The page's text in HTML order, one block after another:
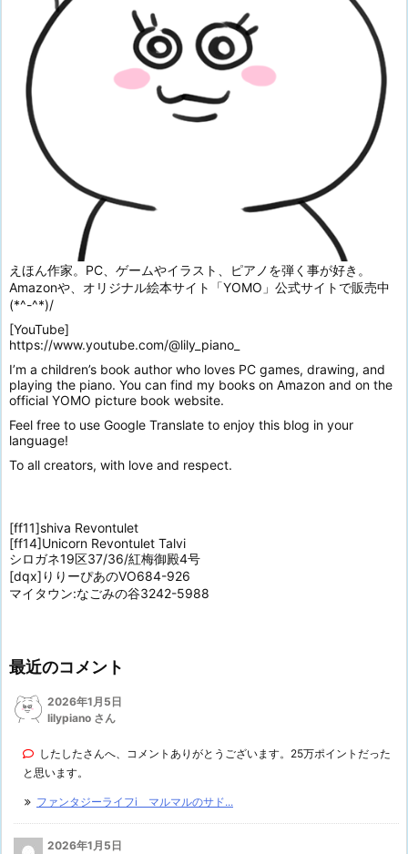
えほん作家。PC、ゲームやイラスト、ピアノを弾く事が好き。
Amazonや、オリジナル絵本サイト「YOMO」公式サイトで販売中
(*^-^*)/
[YouTube]
https://www.youtube.com/@lily_piano_
I’m a children’s book author who loves PC games, drawing, and
playing the piano. You can find my books on Amazon and on the
official YOMO picture book website.
Feel free to use Google Translate to enjoy this blog in your
language!
To all creators, with love and respect.
[ff11]shiva Revontulet
[ff14]Unicorn Revontulet Talvi
シロガネ19区37/36/紅梅御殿4号
[dqx]りりーぴあのVO684-926
マイタウン:なごみの谷3242-5988
最近のコメント
2026年1月5日
lilypiano さん
したしたさんへ、コメントありがとうございます。25万ポイントだった
と思います。
ファンタジーライフi マルマルのサド...
2026年1月5日